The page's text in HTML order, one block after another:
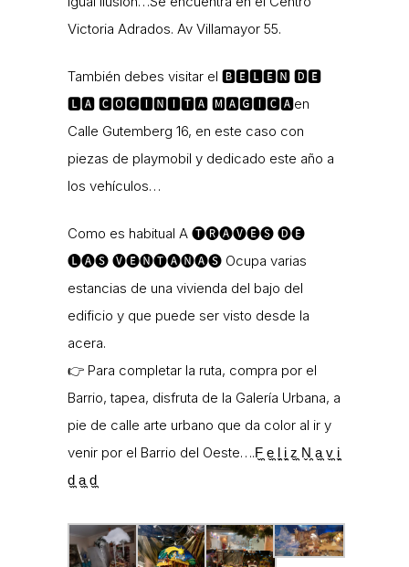
Victoria Adrados. Av Villamayor 55.
También debes visitar el 🅱🅴🅻🅴🅽 🅳🅴
🅻🅰 🅲🅾🅲🅸🅽🅸🆃🅰 🅼🅰🅶🅸🅲🅰en
Calle Gutemberg 16, en este caso con
piezas de playmobil y dedicado este año a
los vehículos…
Como es habitual A 🅣🅡🅐🅥🅔🅢 🅓🅔
🅛🅐🅢 🅥🅔🅝🅣🅐🅝🅐🅢 Ocupa varias
estancias de una vivienda del bajo del
edificio y que puede ser visto desde la
acera.
👉 Para completar la ruta, compra por el
Barrio, tapea, disfruta de la Galería Urbana, a
pie de calle arte urbano que da color al ir y
venir por el Barrio del Oeste….F̬̤̯ e̬̤̯ l̬̤̯ i̬̤̯ z̬̤̯ N̬̤̯ a̬̤̯ v̬̤̯ i̬̤̯
d̬̤̯ a̬̤̯ d̬̤̯